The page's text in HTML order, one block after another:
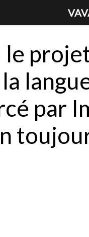
le
par